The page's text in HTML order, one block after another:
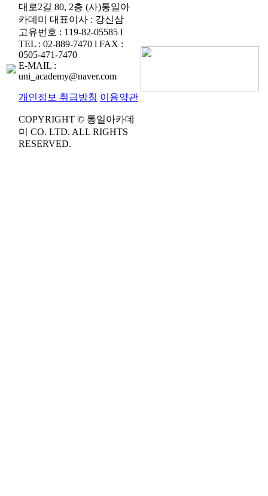
대로2길 80, 2층 (사)통일아
카데미 대표이사 : 강신삼
고유번호 : 119-82-05585 l
TEL : 02-889-7470 l FAX :
0505-471-7470
E-MAIL :
uni_academy@naver.com
개인정보 취급방침 이용약관
COPYRIGHT © 통일아카데
미 CO. LTD. ALL RIGHTS
RESERVED.